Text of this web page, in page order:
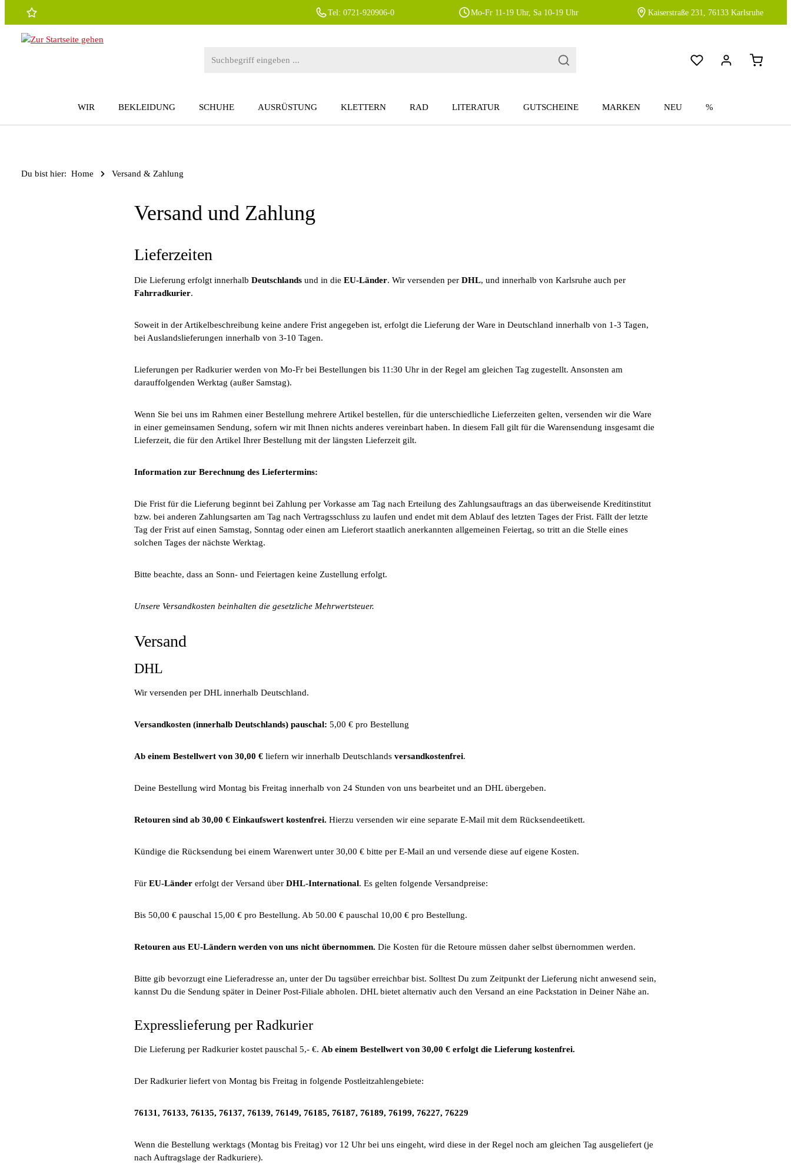
Hauptinhalt springen
Zur Suche springen
Zur Hauptnavigation springen Tel: 0721-920906-0 Mo-Fr 11-19 Uhr, Sa 10-19 Uhr Kaiserstraße 231, 76133 Karlsruhe
WIR BEKLEIDUNG SCHUHE AUSRÜSTUNG KLETTERN RAD LITERATUR GUTSCHEINE MARKEN NEU %
Du bist hier: Home Versand & Zahlung
Versand und Zahlung
Lieferzeiten
Die Lieferung erfolgt innerhalb Deutschlands und in die EU-Länder. Wir versenden per DHL, und innerhalb von Karlsruhe auch per
Fahrradkurier.
Soweit in der Artikelbeschreibung keine andere Frist angegeben ist, erfolgt die Lieferung der Ware in Deutschland innerhalb von 1-3 Tagen,
bei Auslandslieferungen innerhalb von 3-10 Tagen.
Lieferungen per Radkurier werden von Mo-Fr bei Bestellungen bis 11:30 Uhr in der Regel am gleichen Tag zugestellt. Ansonsten am
darauffolgenden Werktag (außer Samstag).
Wenn Sie bei uns im Rahmen einer Bestellung mehrere Artikel bestellen, für die unterschiedliche Lieferzeiten gelten, versenden wir die Ware
in einer gemeinsamen Sendung, sofern wir mit Ihnen nichts anderes vereinbart haben. In diesem Fall gilt für die Warensendung insgesamt die
Lieferzeit, die für den Artikel Ihrer Bestellung mit der längsten Lieferzeit gilt.
Information zur Berechnung des Liefertermins:
Die Frist für die Lieferung beginnt bei Zahlung per Vorkasse am Tag nach Erteilung des Zahlungsauftrags an das überweisende Kreditinstitut
bzw. bei anderen Zahlungsarten am Tag nach Vertragsschluss zu laufen und endet mit dem Ablauf des letzten Tages der Frist. Fällt der letzte
Tag der Frist auf einen Samstag, Sonntag oder einen am Lieferort staatlich anerkannten allgemeinen Feiertag, so tritt an die Stelle eines
solchen Tages der nächste Werktag.
Bitte beachte, dass an Sonn- und Feiertagen keine Zustellung erfolgt.
Unsere Versandkosten beinhalten die gesetzliche Mehrwertsteuer.
Versand
DHL
Wir versenden per DHL innerhalb Deutschland.
Versandkosten (innerhalb Deutschlands) pauschal: 5,00 € pro Bestellung
Ab einem Bestellwert von 30,00 € liefern wir innerhalb Deutschlands versandkostenfrei.
Deine Bestellung wird Montag bis Freitag innerhalb von 24 Stunden von uns bearbeitet und an DHL übergeben.
Retouren sind ab 30,00 € Einkaufswert kostenfrei. Hierzu versenden wir eine separate E-Mail mit dem Rücksendeetikett.
Kündige die Rücksendung bei einem Warenwert unter 30,00 € bitte per E-Mail an und versende diese auf eigene Kosten.
Für EU-Länder erfolgt der Versand über DHL-International. Es gelten folgende Versandpreise:
Bis 50,00 € pauschal 15,00 € pro Bestellung. Ab 50.00 € pauschal 10,00 € pro Bestellung.
Retouren aus EU-Ländern werden von uns nicht übernommen. Die Kosten für die Retoure müssen daher selbst übernommen werden.
Bitte gib bevorzugt eine Lieferadresse an, unter der Du tagsüber erreichbar bist. Solltest Du zum Zeitpunkt der Lieferung nicht anwesend sein,
kannst Du die Sendung später in Deiner Post-Filiale abholen. DHL bietet alternativ auch den Versand an eine Packstation in Deiner Nähe an.
Expresslieferung per Radkurier
Die Lieferung per Radkurier kostet pauschal 5,- €. Ab einem Bestellwert von 30,00 € erfolgt die Lieferung kostenfrei.
Der Radkurier liefert von Montag bis Freitag in folgende Postleitzahlengebiete:
76131, 76133, 76135, 76137, 76139, 76149, 76185, 76187, 76189, 76199, 76227, 76229
Wenn die Bestellung werktags (Montag bis Freitag) vor 12 Uhr bei uns eingeht, wird diese in der Regel noch am gleichen Tag ausgeliefert (je
nach Auftragslage der Radkuriere).